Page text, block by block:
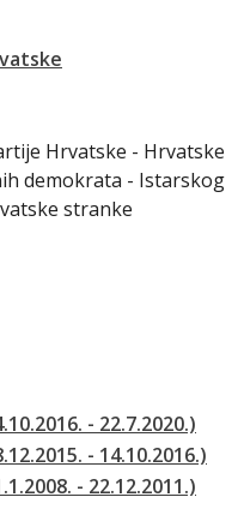
Hrvatske - Hrvatske
demokrata - Istarskog
stranke
- 22.7.2020.)
- 14.10.2016.)
- 22.12.2011.)